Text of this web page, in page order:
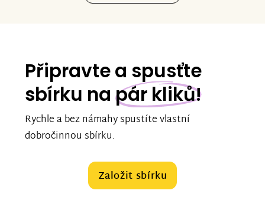
Připravte a spusťte
sbírku na pár kliků!
Rychle a bez námahy spustíte vlastní
dobročinnou sbírku.
Založit sbírku